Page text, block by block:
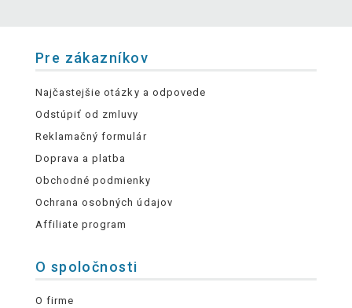
Pre zákazníkov
Najčastejšie otázky a odpovede
Odstúpiť od zmluvy
Reklamačný formulár
Doprava a platba
Obchodné podmienky
Ochrana osobných údajov
Affiliate program
O spoločnosti
O firme